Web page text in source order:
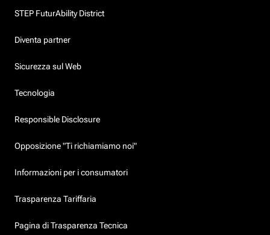
STEP FuturAbility District
Diventa partner
Sicurezza sul Web
Tecnologia
Responsible Disclosure
Opposizione "Ti richiamiamo noi"
Informazioni per i consumatori
Trasparenza Tariffaria
Pagina di Trasparenza Tecnica